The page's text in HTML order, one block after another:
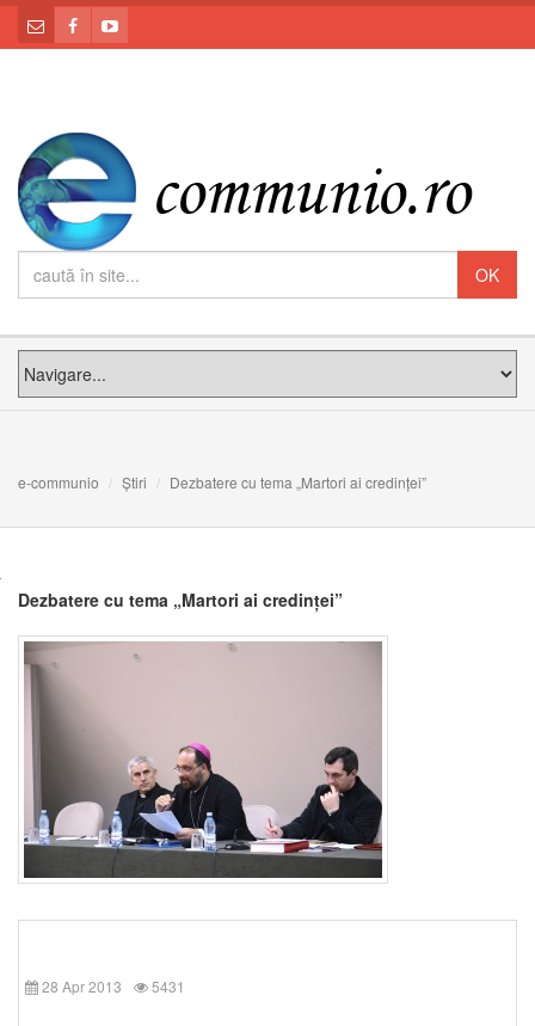
e-communio Știri Dezbatere cu tema „Martori ai credinței”
Dezbatere cu tema „Martori ai credinței”
28 Apr 2013 5431